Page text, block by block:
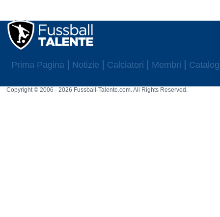
Prima Pagina Notizie Calciatori Membri
Copyright © 2006 - 2026 Fussball-Talente.com. All Rights Reserved.